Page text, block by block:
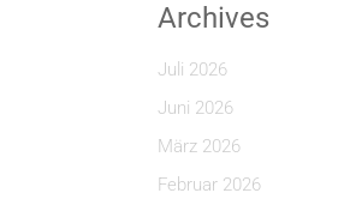
Archives
Juli 2026
Juni 2026
März 2026
Februar 2026